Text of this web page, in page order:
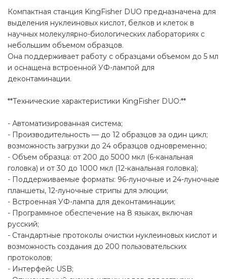
Компактная станция KingFisher DUO предназначена для
выделения нуклеиновых кислот, белков и клеток в
научных молекулярно-биологических лабораториях с
небольшим объемом образцов.
Она поддерживает работу с образцами объемом до 5 мл
и оснащена встроенной УФ-лампой для
деконтаминации.
**Технические характеристики KingFisher DUO:**
- Автоматизированная система;
- Производительность — до 12 образцов за один цикл;
возможность загрузки до 24 образцов одновременно;
- Объем образца: от 200 до 5000 мкл (6-канальная
головка) и от 30 до 1000 мкл (12-канальная головка);
- Поддерживаемые форматы: 96-луночные и 24-луночные
планшеты, 12-луночные стрипы для элюции;
- Встроенная УФ-лампа для деконтаминации;
- Программное обеспечение на 8 языках, включая
русский;
- Стандартные протоколы очистки нуклеиновых кислот и
возможность создания до 200 пользовательских
протоколов;
- Интерфейс USB;